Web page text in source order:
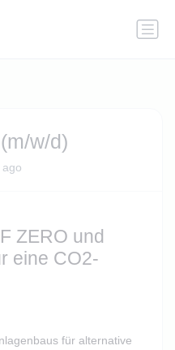
w/d)
ago
ZERO und
eine CO2-
für alternative